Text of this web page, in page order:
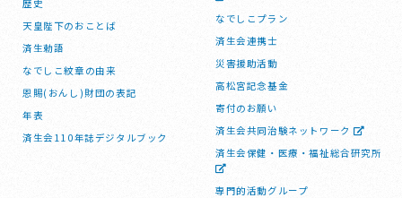
歴史
天皇陛下のおことば
済生勅語
なでしこ紋章の由来
恩賜(おんし)財団の表記
年表
済生会110年誌デジタルブック
なでしこプラン
済生会連携士
災害援助活動
高松宮記念基金
寄付のお願い
済生会共同治験ネットワーク
済生会保健・医療・福祉総合研究所
専門的活動グループ